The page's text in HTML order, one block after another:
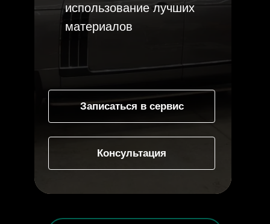
использование лучших
материалов
Записаться в сервис
Консультация